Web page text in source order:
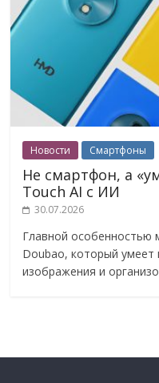
Новости Смартфоны
Не смартфон, а
Touch AI с ИИ
30.07.2026
Главной особенностью
Doubao, который умеет
изображения и